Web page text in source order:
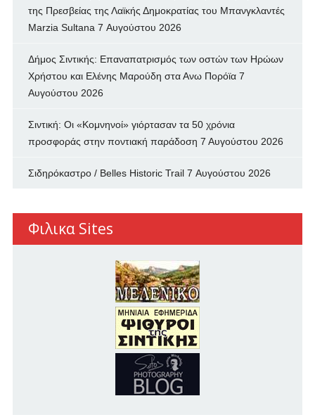
της Πρεσβείας της Λαϊκής Δημοκρατίας του Μπανγκλαντές
Marzia Sultana 7 Αυγούστου 2026
Δήμος Σιντικής: Επαναπατρισμός των oστών των Ηρώων
Χρήστου και Ελένης Μαρούδη στα Ανω Πορόϊα 7
Αυγούστου 2026
Σιντική: Οι «Κομνηνοί» γιόρτασαν τα 50 χρόνια
προσφοράς στην ποντιακή παράδοση 7 Αυγούστου 2026
Σιδηρόκαστρο / Belles Historic Trail 7 Αυγούστου 2026
Φιλικα Sites